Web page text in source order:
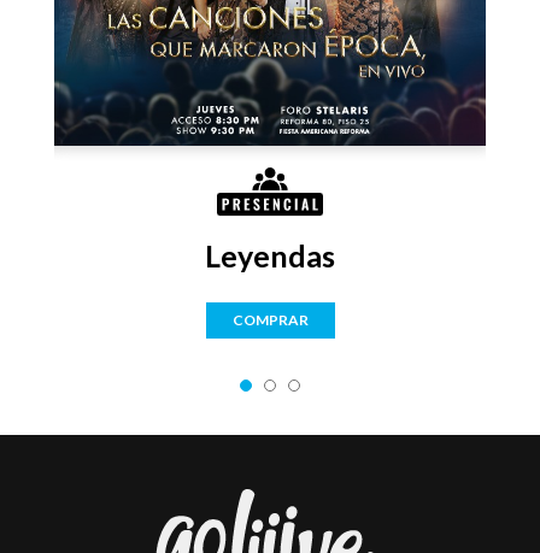
Leyendas
COMPRAR